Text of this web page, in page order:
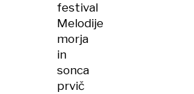
festival
Melodije
morja
in
sonca
prvič